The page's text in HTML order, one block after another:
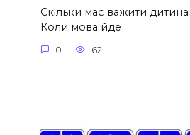
Скільки має важити дитина
Коли мова йде
0 62